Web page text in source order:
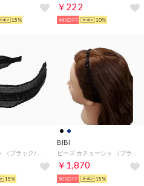
15%
￥222
44%OFF 10%
15%
BIBI
￥1,870
50%OFF 15%